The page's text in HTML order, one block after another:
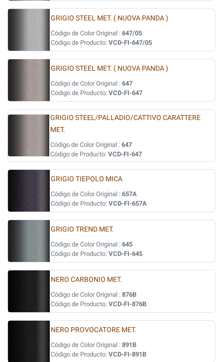
GRIGIO STEEL MET. ( NUOVA PANDA )
Código de Color Original : 647/05
Código de Producto: VCD-FI-647/05
GRIGIO STEEL MET. ( NUOVA PANDA )
Código de Color Original : 647
Código de Producto: VCD-FI-647
GRIGIO STEEL/PALLADIO/CATTIVO CARATTERE
MET.
Código de Color Original : 647
Código de Producto: VCD-FI-647
GRIGIO TIEPOLO MICA
Código de Color Original : 657A
Código de Producto: VCD-FI-657A
GRIGIO TREND MET.
Código de Color Original : 645
Código de Producto: VCD-FI-645
NERO CARBONIO MET.
Código de Color Original : 876B
Código de Producto: VCD-FI-876B
NERO PROVOCATORE MET.
Código de Color Original : 891B
Código de Producto: VCD-FI-891B